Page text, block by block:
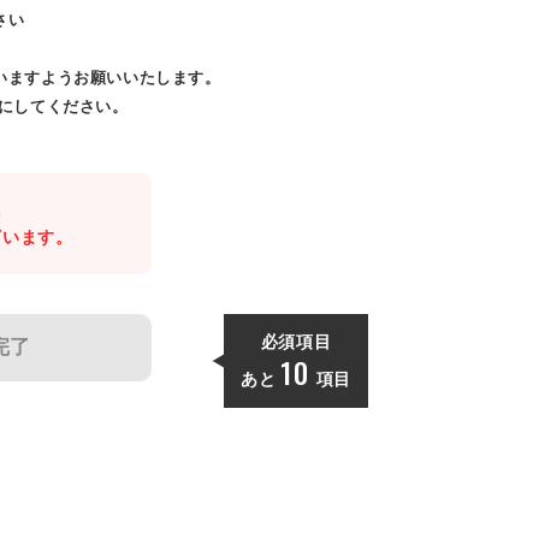
い
すようお願いいたします。
してください。
ます。
了 必須項目
あと 10 項目